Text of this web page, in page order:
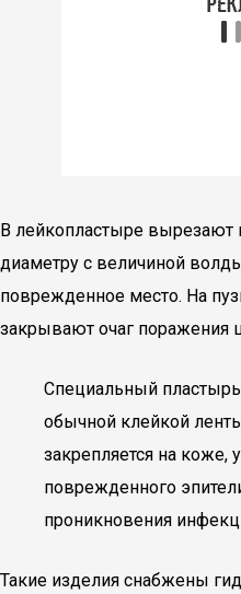
В лейкопластыре
диаметру с величиной
поврежденное место. На
закрывают очаг поражения
Специальный
обычной клейкой
закрепляется на коже,
поврежденного
проникновения
Такие изделия снабжены